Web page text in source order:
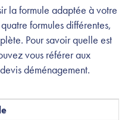
la formule adaptée à votre
formules différentes,
Pour savoir quelle est
vous référer aux
déménagement.